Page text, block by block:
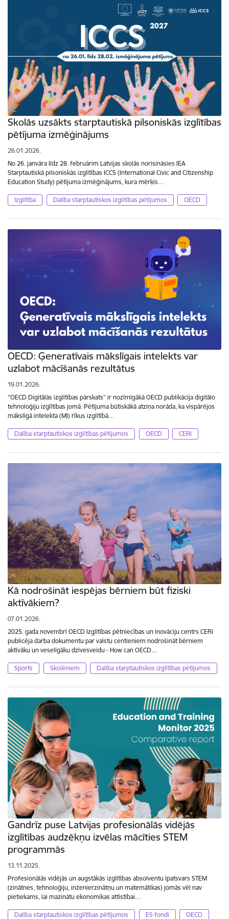
Skolās uzsākts starptautiskā pilsoniskās izglītības
pētījuma izmēģinājums
26.01.2026.
No 26. janvāra līdz 28. februārim Latvijas skolās norisināsies IEA
Starptautiskā pilsoniskās izglītības ICCS (International Civic and Citizenship
Education Study) pētījuma izmēģinājums, kura mērķis…
Izglītība Dalība starptautiskos izglītības pētījumos OECD
OECD: Ģeneratīvais mākslīgais intelekts var
uzlabot mācīšanās rezultātus
19.01.2026.
“OECD Digitālās izglītības pārskats” ir nozīmīgākā OECD publikācija digitālo
tehnoloģiju izglītības jomā. Pētījuma būtiskākā atziņa norāda, ka vispārējos
mākslīgā intelekta (MI) rīkus izglītībā…
Dalība starptautiskos izglītības pētījumos OECD CERI
Kā nodrošināt iespējas bērniem būt fiziski
aktīvākiem?
07.01.2026.
2025. gada novembrī OECD Izglītības pētniecības un inovāciju centrs CERI
publicēja darba dokumentu par valstu centieniem nodrošināt bērniem
aktīvāku un veselīgāku dzīvesveidu - How can OECD…
Sports Skolēniem Dalība starptautiskos izglītības pētījumos
Gandrīz puse Latvijas profesionālās vidējās
izglītības audzēkņu izvēlas mācīties STEM
programmās
13.11.2025.
Profesionālās vidējās un augstākās izglītības absolventu īpatsvars STEM
(zinātnes, tehnoloģiju, inženierzinātņu un matemātikas) jomās vēl nav
pietiekams, lai mazinātu ekonomikas attīstībai…
Dalība starptautiskos izglītības pētījumos ES fondi OECD